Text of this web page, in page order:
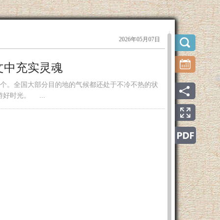
2026年05月07日
中充实灵魂
全国大部分目的地的气候都还处于不冷不热的状
好时光。 ...